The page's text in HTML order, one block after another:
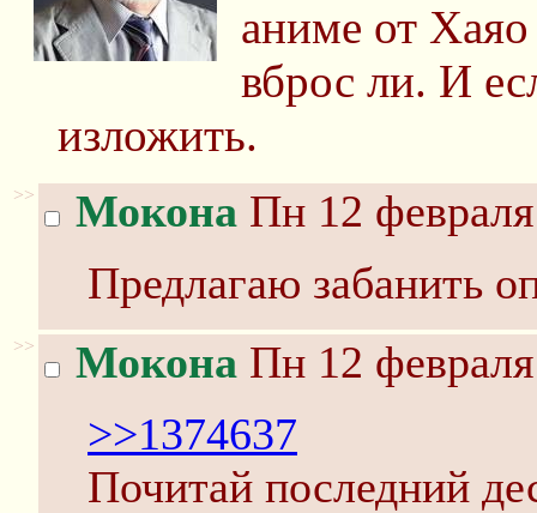
аниме от
вброс ли. И
изложить.
>> Мокона Пн 12
Предлагаю забанить
>> Мокона Пн 12
>>1374637
Почитай последний